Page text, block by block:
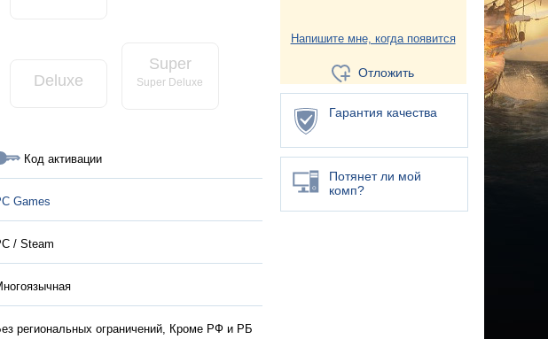
Deluxe
Super
Super Deluxe
Код активации
Games
/ Steam
региональных ограничений, Кроме РФ и РБ
Напишите мне, когда появится
Отложить
Гарантия качества
Потянет ли мой
комп?